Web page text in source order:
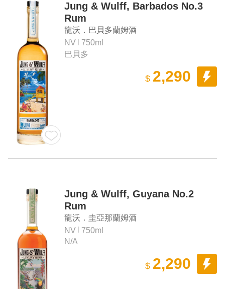
Jung & Wulff, Barbados No.3
Rum
龍沃．巴貝多蘭姆酒
NV
750ml
巴貝多
$ 2,290
Jung & Wulff, Guyana No.2
Rum
龍沃．圭亞那蘭姆酒
NV
750ml
N/A
$ 2,290